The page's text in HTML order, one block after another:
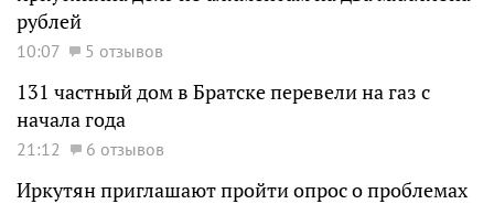
рублей
10:07 5 отзывов
131 частный дом в Братске перевели на газ с
начала года
21:12 6 отзывов
Иркутян приглашают пройти опрос о проблемах